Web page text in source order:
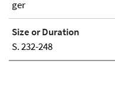
ger
Size or Duration
S. 232-248